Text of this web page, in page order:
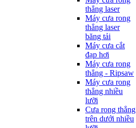
thẳng laser
Máy cưa rong
thẳng laser
băng tải
Máy cưa cắt
đạp hơi
Máy cưa rong
thẳng - Ripsaw
Máy cưa rong
thẳng nhiều
lưỡi
Cưa rong thẳng
trên dưới nhiều